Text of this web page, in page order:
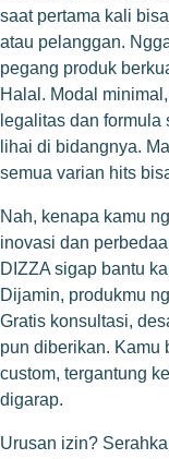
saat pertama kali
atau pelanggan.
pegang produk
Halal. Modal
legalitas dan
lihai di bidangnya.
semua varian hits
Nah, kenapa kamu
inovasi dan
DIZZA sigap bantu
Dijamin, produkmu
Gratis konsultasi,
pun diberikan. Kamu
custom, tergantung
digarap.
Urusan izin?